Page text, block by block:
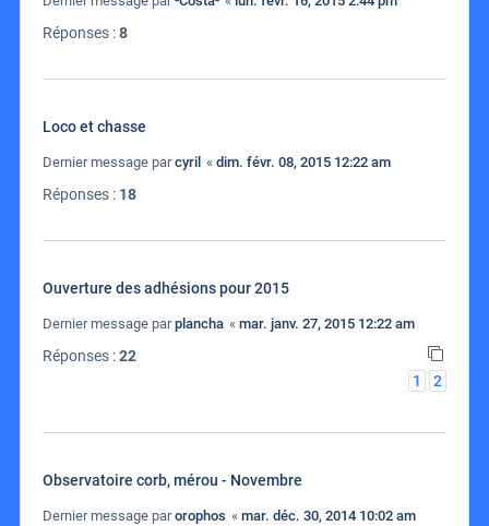
Réponses :8
Loco et chasse
Dernier message parcyril « dim. févr. 08, 2015 12:22 am
Réponses : 18
Ouverture des adhésions pour 2015
Dernier message parplancha « mar. janv. 27, 2015 12:22 am
Réponses :22
1
2
Observatoire corb, mérou - Novembre
Dernier message parorophos « mar. déc. 30, 2014 10:02 am